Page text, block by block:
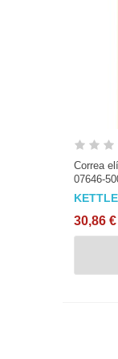
Correa
07646-
30,86 €